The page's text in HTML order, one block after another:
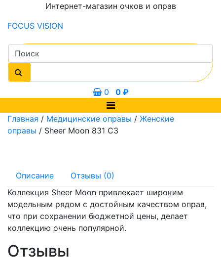
Интернет-магазин очков и оправ
FOCUS VISION
0 0 ₽
Главная / Медицинские оправы / Женские
оправы / Sheer Moon 831 C3
Описание
Отзывы (0)
Коллекция Sheer Moon привлекает широким
модельным рядом с достойным качеством оправ,
что при сохранении бюджетной цены, делает
коллекцию очень популярной.
Отзывы